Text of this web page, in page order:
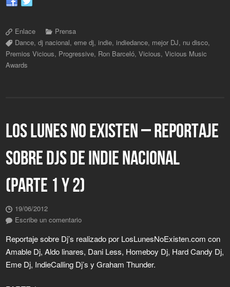
Enlace
Prensa
Dance,dj nacional,eme dj,indie,indiedance, mejor DJ, nu disco,
Premios Vicious, Progressive, Ron Barceló,Vicious,Vicious Music
Awards
LOS LUNES NO EXISTEN – REPORTAJE
SOBRE DJS DE INDIE NACIONAL
(PARTE 1 Y 2)
19/06/2012
Escribe un comentario
Reportaje sobre Dj’s realizado por LosLunesNoExisten.com con
Amable Dj, Aldo linares, Dani Less, Homeboy Dj, Hard Candy Dj,
Eme Dj, IndieCalling Dj’s y Graham Thunder.